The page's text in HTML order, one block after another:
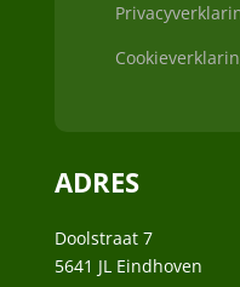
ADRES
Doolstraat 7
5641 JL Eindhoven